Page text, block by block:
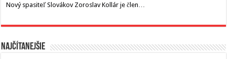
Nový spasiteľ Slovákov Zoroslav Kollár je člen…
Najčítanejšie